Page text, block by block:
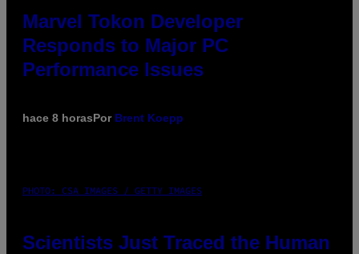
Marvel Tokon Developer
Responds to Major PC
Performance Issues
hace 8 horasPor Brent Koepp
PHOTO: CSA IMAGES / GETTY IMAGES
Scientists Just Traced the Human